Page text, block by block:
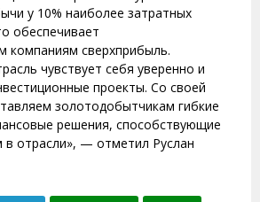
у 10% наиболее затратных
обеспечивает
сверхприбыль.
чувствует себя уверенно и
проекты. Со своей
золотодобытчикам гибкие
решения, способствующие
в отрасли», — отметил Руслан